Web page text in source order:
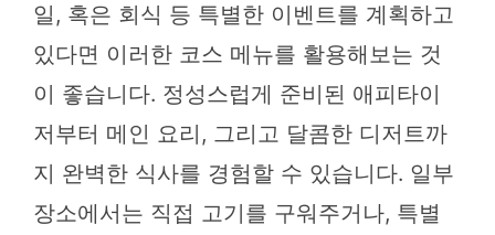
일, 혹은 회식 등 특별한 이벤트를 계획하고
있다면 이러한 코스 메뉴를 활용해보는 것
이 좋습니다. 정성스럽게 준비된 애피타이
저부터 메인 요리, 그리고 달콤한 디저트까
지 완벽한 식사를 경험할 수 있습니다. 일부
장소에서는 직접 고기를 구워주거나, 특별